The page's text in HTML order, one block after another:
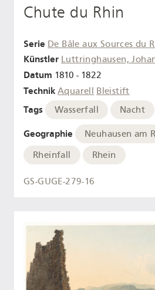
Chute du Rhin
Serie De Bâle aux Sources du
Künstler Luttringhausen,
Datum 1810 - 1822
Technik Aquarell Bleistift
Tags Wasserfall Nacht
Geographie
Neuhausen am
Rheinfall
Rhein
GS-GUGE-279-16